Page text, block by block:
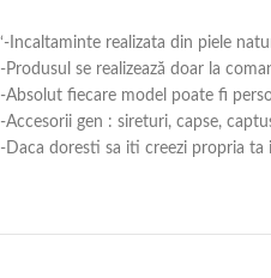
‘-Incaltaminte realizata din piele
-Produsul se realizează doar la
-Absolut fiecare model poate fi
-Accesorii gen : sireturi, capse,
-Daca doresti sa iti creezi propria